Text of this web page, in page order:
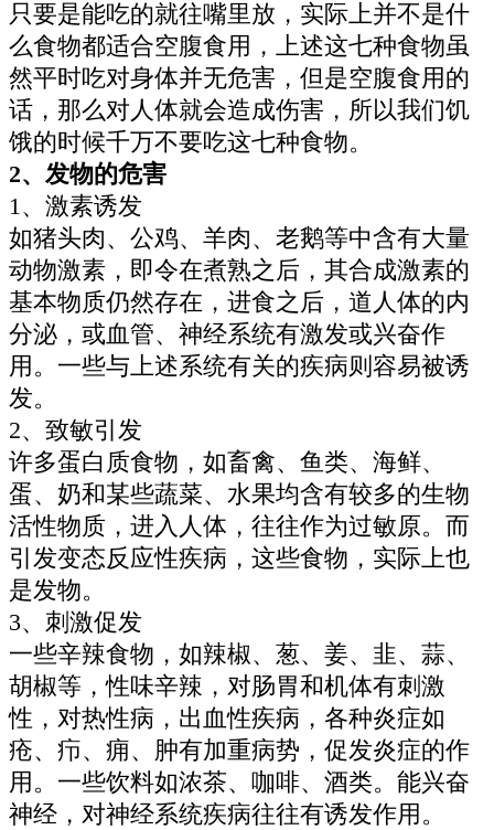
只要是能吃的就往嘴里放，实际上并不是什
么食物都适合空腹食用，上述这七种食物虽
然平时吃对身体并无危害，但是空腹食用的
话，那么对人体就会造成伤害，所以我们饥
饿的时候千万不要吃这七种食物。
2、发物的危害
1、激素诱发
如猪头肉、公鸡、羊肉、老鹅等中含有大量
动物激素，即令在煮熟之后，其合成激素的
基本物质仍然存在，进食之后，道人体的内
分泌，或血管、神经系统有激发或兴奋作
用。一些与上述系统有关的疾病则容易被诱
发。
2、致敏引发
许多蛋白质食物，如畜禽、鱼类、海鲜、
蛋、奶和某些蔬菜、水果均含有较多的生物
活性物质，进入人体，往往作为过敏原。而
引发变态反应性疾病，这些食物，实际上也
是发物。
3、刺激促发
一些辛辣食物，如辣椒、葱、姜、韭、蒜、
胡椒等，性味辛辣，对肠胃和机体有刺激
性，对热性病，出血性疾病，各种炎症如
疮、疖、痈、肿有加重病势，促发炎症的作
用。一些饮料如浓茶、咖啡、酒类。能兴奋
神经，对神经系统疾病往往有诱发作用。